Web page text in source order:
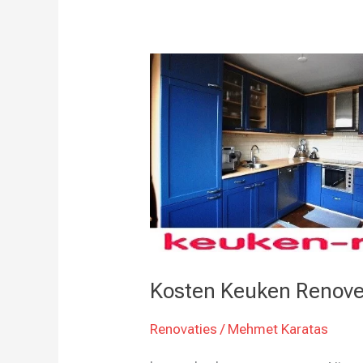
Kosten Keuken
Renovaties / Mehmet Karatas
Kosten
Keuken